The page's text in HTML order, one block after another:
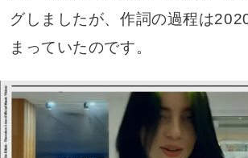
グしましたが、作詞の過程は
まっていたのです。